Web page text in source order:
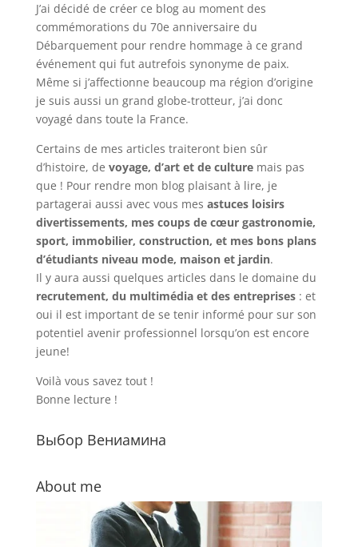
J’ai décidé de créer ce blog au moment des
commémorations du 70e anniversaire du
Débarquement pour rendre hommage à ce grand
événement qui fut autrefois synonyme de paix.
Même si j’affectionne beaucoup ma région d’origine
je suis aussi un grand globe-trotteur, j’ai donc
voyagé dans toute la France.
Certains de mes articles traiteront bien sûr
d’histoire, de voyage, d’art et de culturemais pas
que ! Pour rendre mon blog plaisant à lire, je
partagerai aussi avec vous mes astuces loisirs
divertissements, mes coups de cœur gastronomie,
sport, immobilier, construction, et mes bons plans
d’étudiants niveau mode, maison et jardin.
Il y aura aussi quelques articles dans le domaine du
recrutement, du multimédia et des entreprises: et
oui il est important de se tenir informé pour sur son
potentiel avenir professionnel lorsqu’on est encore
jeune!
Voilà vous savez tout !
Bonne lecture !
Выбор Вениамина
About me